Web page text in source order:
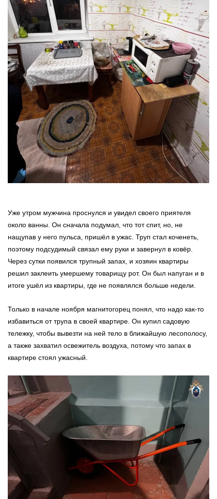
Уже утром мужчина проснулся и увидел своего приятеля
около ванны. Он сначала подумал, что тот спит, но, не
нащупав у него пульса, пришёл в ужас. Труп стал коченеть,
поэтому подсудимый связал ему руки и завернул в ковёр.
Через сутки появился трупный запах, и хозяин квартиры
решил заклеить умершему товарищу рот. Он был напуган и в
итоге ушёл из квартиры, где не появлялся больше недели.
Только в начале ноября магнитогорец понял, что надо как-то
избавиться от трупа в своей квартире. Он купил садовую
тележку, чтобы вывезти на ней тело в ближайшую лесополосу,
а также захватил освежитель воздуха, потому что запах в
квартире стоял ужасный.